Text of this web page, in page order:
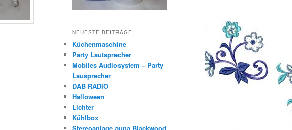
NEUESTE BEITRÄGE
Küchenmaschine
Party Lautsprecher
Mobiles Audiosystem – Party
Lausprecher
DAB RADIO
Halloween
Lichter
Kühlbox